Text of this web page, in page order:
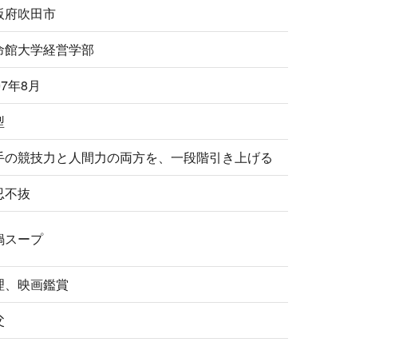
府吹田市
館大学経営学部
年8月
の競技力と人間力の両方を、一段階引き上げる
不抜
スープ
、映画鑑賞